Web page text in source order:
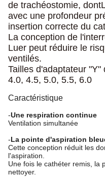
de trachéostomie, dont
avec une profondeur
insertion correcte du
La conception de
Luer peut réduire le
ventilés.
Tailles d'adaptateur "Y"
4.0, 4.5, 5.0, 5.5, 6.0
Caractéristique
-Une respiration continue
Ventilation simultanée
-La pointe d'aspiration
Cette conception réduit les
l'aspiration.
Une fois le cathéter remis, la
nettoyer.